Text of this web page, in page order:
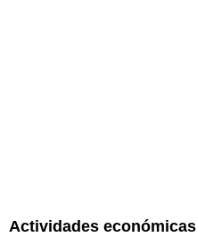
Actividades económicas